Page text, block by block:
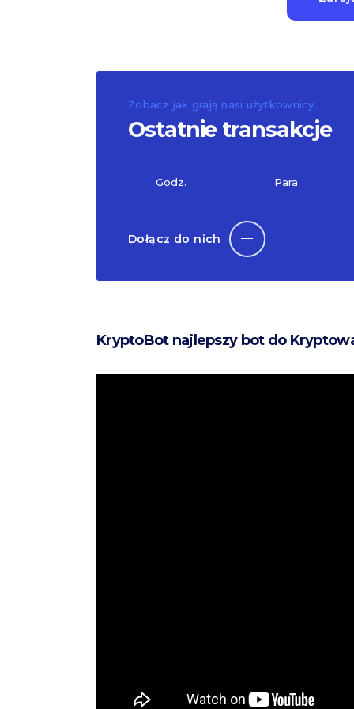
Zobacz jak grają nasi użytkownicy
Ostatnie transakcje
Godz. Para
Dołącz do nich
KryptoBot najlepszy bot do